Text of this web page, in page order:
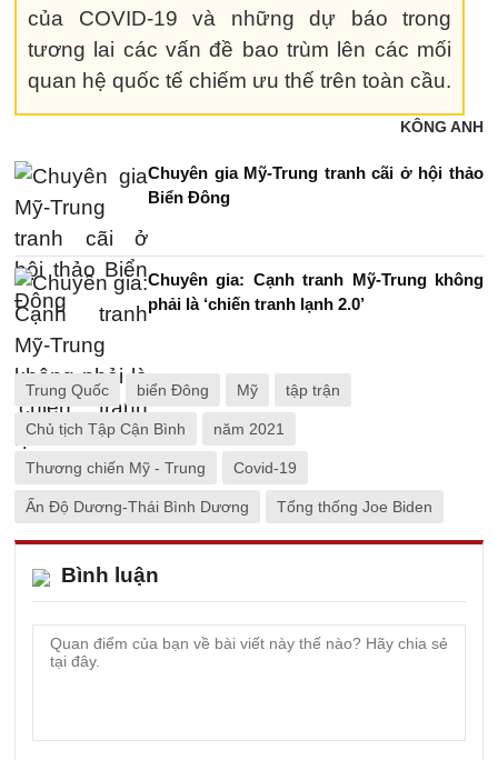
của COVID-19 và những dự báo trong
tương lai các vấn đề bao trùm lên các mối
quan hệ quốc tế chiếm ưu thế trên toàn cầu.
KÔNG ANH
Chuyên gia Mỹ-Trung tranh cãi ở hội thảo
Biển Đông
Chuyên gia: Cạnh tranh Mỹ-Trung không
phải là ‘chiến tranh lạnh 2.0’
Trung Quốc biển Đông Mỹ tập trận
Chủ tịch Tập Cận Bình năm 2021
Thương chiến Mỹ - Trung Covid-19
Ấn Độ Dương-Thái Bình Dương Tổng thống Joe Biden
Bình luận